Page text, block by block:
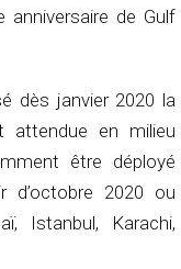
anniversaire de Gulf
dès janvier 2020 la
attendue en milieu
être déployé
d’octobre 2020 ou
Istanbul, Karachi,